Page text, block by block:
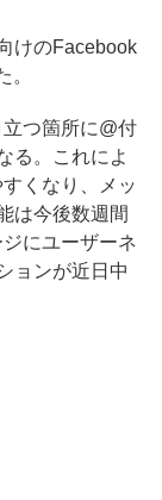
けのFacebook
つ箇所に@付
る。これによ
くなり、メッ
は今後数週間
にユーザーネ
ョンが近日中